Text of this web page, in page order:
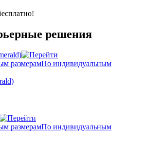
решения
По индивидуальным
По индивидуальным